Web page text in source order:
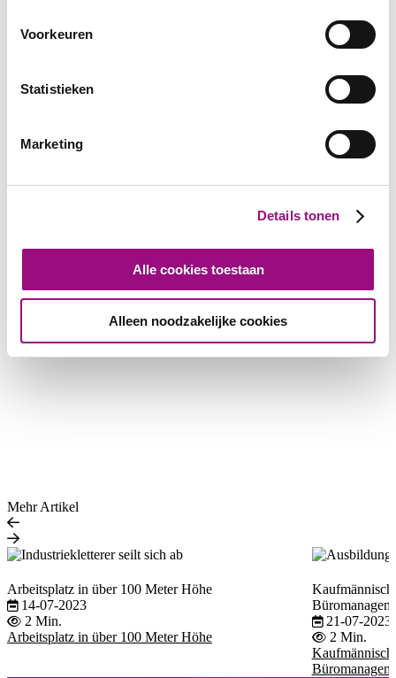
Voorkeuren
Statistieken
Marketing
Details tonen
Alle cookies toestaan
Alleen noodzakelijke cookies
Mehr Artikel
Arbeitsplatz in über 100 Meter Höhe
14-07-2023
2 Min.
Arbeitsplatz in über 100 Meter Höhe
21-07-2023
2 Min.